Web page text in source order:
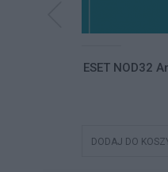
ESET NOD32
DODAJ DO